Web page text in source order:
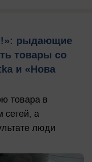
рыдающие
товары со
и «Нова
товара в
сетей, а
люди